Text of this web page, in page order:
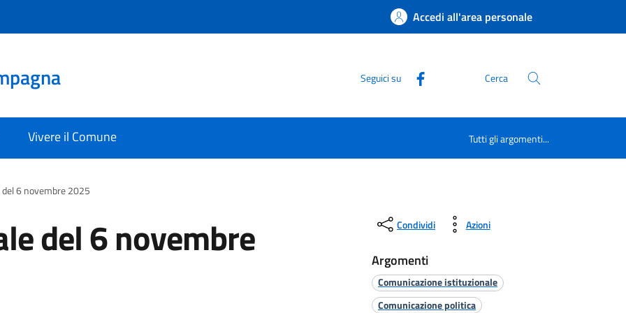
Accedi all'area personale
Seguici su Cerca
Vivere il Comune Tutti gli argomenti...
6 novembre 2025
del 6 novembre Condividi Azioni
Argomenti
Comunicazione istituzionale
Comunicazione politica